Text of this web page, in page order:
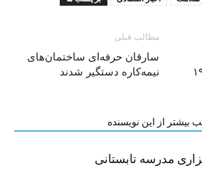
مطالب قبلی
سارقان حرفه‌ای ساختمان‌های
نیمه‌کاره دستگیر شدند
بیشتر از این نویسنده
مدرسه تابستانی